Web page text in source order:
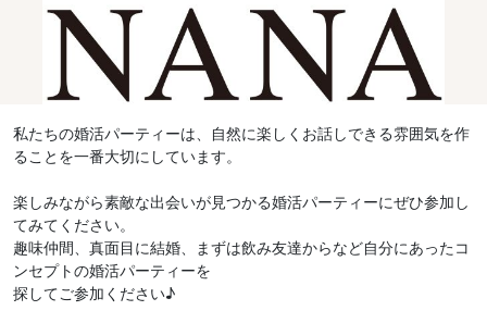
私たちの婚活パーティーは、自然に楽しくお話しできる雰囲気を作
ることを一番大切にしています。
楽しみながら素敵な出会いが見つかる婚活パーティーにぜひ参加し
てみてください。
趣味仲間、真面目に結婚、まずは飲み友達からなど自分にあったコ
ンセプトの婚活パーティーを
探してご参加ください♪